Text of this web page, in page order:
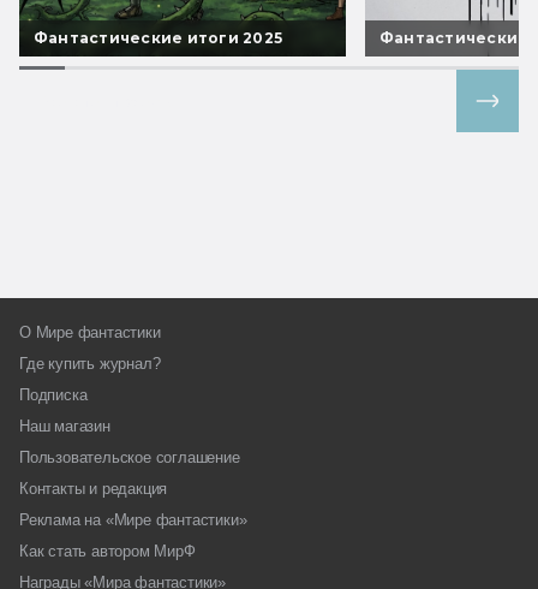
Фантастические итоги 2025 Фантастические
О Мире фантастики
Где купить журнал?
Подписка
Наш магазин
Пользовательское соглашение
Контакты и редакция
Реклама на «Мире фантастики»
Как стать автором МирФ
Награды «Мира фантастики»